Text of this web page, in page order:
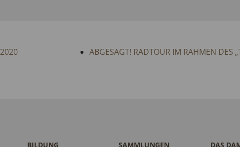
ABGESAGT! RADTOUR IM RAHMEN DES
BILDUNG
SAMMLUNGEN
DAS